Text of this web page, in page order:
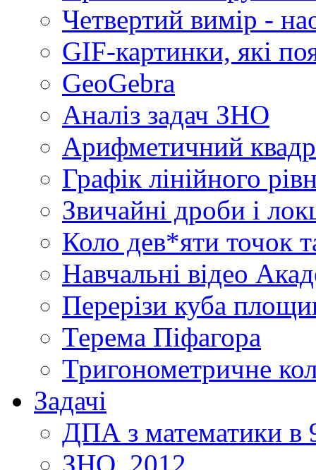
Четвертий вимір -
GIF-картинки, які
GeoGebra
Аналіз задач ЗНО
Арифметичний
Графік лінійного
Звичайні дроби і
Коло дев*яти точок
Навчальні відео
Перерізи куба
Терема Піфагора
Тригонометричне
Задачі
ДПА з математики в
ЗНО_2012